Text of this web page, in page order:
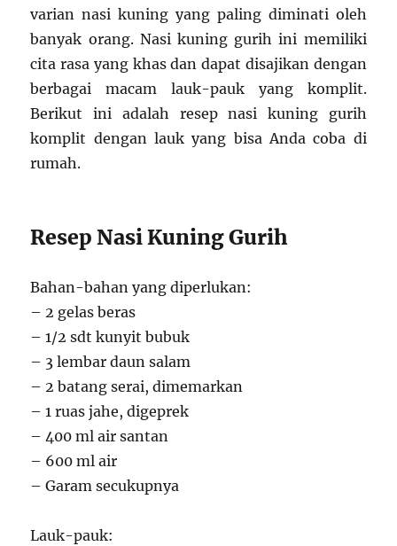
varian nasi kuning yang paling diminati oleh
banyak orang. Nasi kuning gurih ini memiliki
cita rasa yang khas dan dapat disajikan dengan
berbagai macam lauk-pauk yang komplit.
Berikut ini adalah resep nasi kuning gurih
komplit dengan lauk yang bisa Anda coba di
rumah.
Resep Nasi Kuning Gurih
Bahan-bahan yang diperlukan:
– 2 gelas beras
– 1/2 sdt kunyit bubuk
– 3 lembar daun salam
– 2 batang serai, dimemarkan
– 1 ruas jahe, digeprek
– 400 ml air santan
– 600 ml air
– Garam secukupnya
Lauk-pauk: